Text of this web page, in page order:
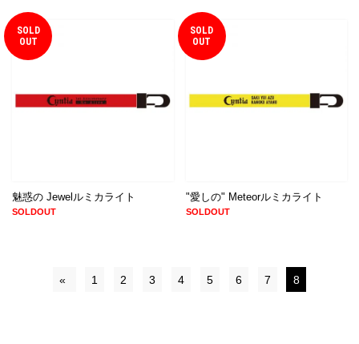
SOLD
OUT
魅惑の Jewelルミカライト
SOLDOUT
SOLD
OUT
"愛しの" Meteorルミカライト
SOLDOUT
« 1 2 3 4 5 6 7 8